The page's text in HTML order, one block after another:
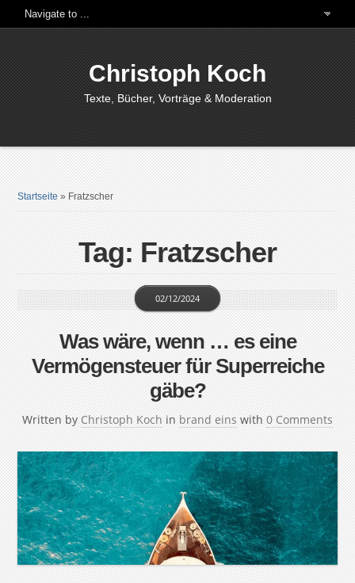
Christoph Koch
Texte, Bücher, Vorträge & Moderation
Startseite » Fratzscher
Tag: Fratzscher
Was wäre, wenn … es eine
Vermögensteuer für Superreiche
gäbe?
Written by Christoph Koch
02/12/2024
in brand eins with 0 Comments